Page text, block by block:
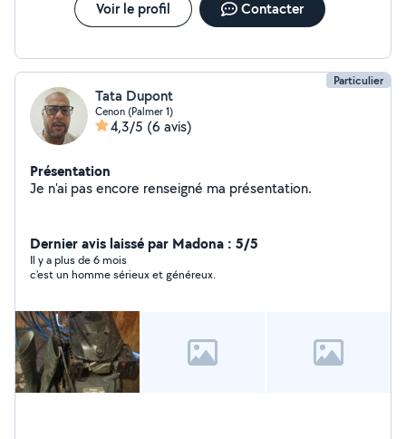
Voir le profil Contacter
Particulier
Tata Dupont
Cenon (Palmer 1)
4,3/5 (6 avis)
Présentation
Je n'ai pas encore renseigné ma présentation.
Dernier avis laissé par Madona : 5/5
Il y a plus de 6 mois
c'est un homme sérieux et généreux.